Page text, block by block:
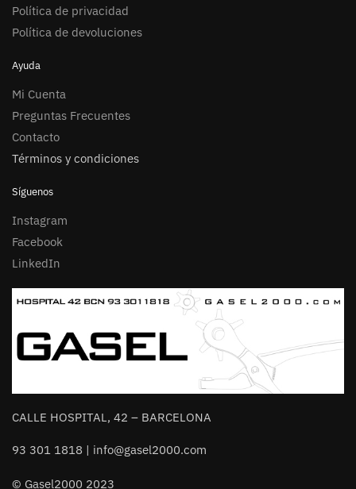
Política de privacidad
Política de devoluciones
Ayuda
Mi Cuenta
Preguntas Frecuentes
Contacto
Términos y condiciones
Síguenos
Instagram
Facebook
LinkedIn
CALLE HOSPITAL, 42 – BARCELONA
93 301 1818 | info@gasel2000.com
© Gasel2000 2023